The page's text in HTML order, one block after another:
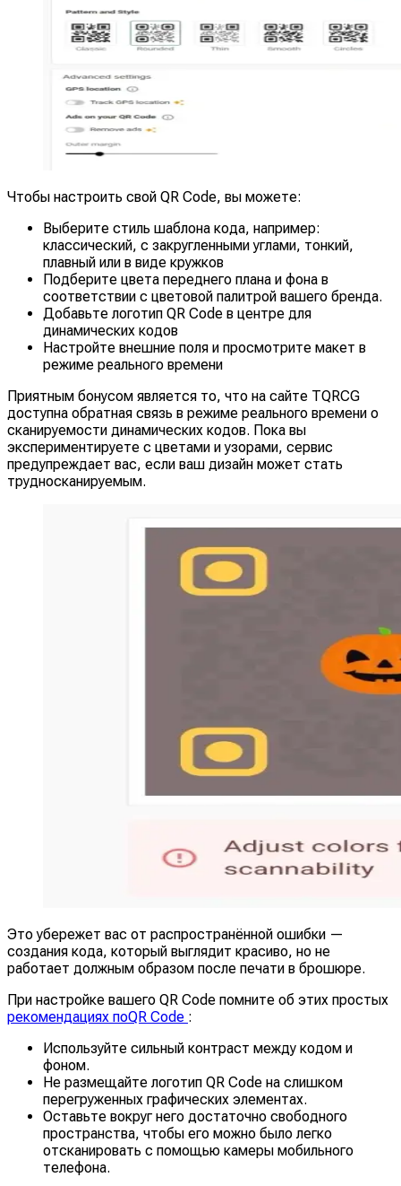
Чтобы настроить свой QR Code, вы можете:
Выберите стиль шаблона кода, например:
классический, с закругленными углами, тонкий,
плавный или в виде кружков
Подберите цвета переднего плана и фона в
соответствии с цветовой палитрой вашего бренда.
Добавьте логотип QR Code в центре для
динамических кодов
Настройте внешние поля и просмотрите макет в
режиме реального времени
Приятным бонусом является то, что на сайте TQRCG
доступна обратная связь в режиме реального времени о
сканируемости динамических кодов. Пока вы
экспериментируете с цветами и узорами, сервис
предупреждает вас, если ваш дизайн может стать
трудносканируемым.
Это убережет вас от распространённой ошибки —
создания кода, который выглядит красиво, но не
работает должным образом после печати в брошюре.
При настройке вашего QR Code помните об этих простых
рекомендациях поQR Code :
Используйте сильный контраст между кодом и
фоном.
Не размещайте логотип QR Code на слишком
перегруженных графических элементах.
Оставьте вокруг него достаточно свободного
пространства, чтобы его можно было легко
отсканировать с помощью камеры мобильного
телефона.